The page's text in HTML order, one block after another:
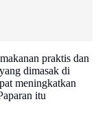
praktis dan
dimasak di
meningkatkan
itu